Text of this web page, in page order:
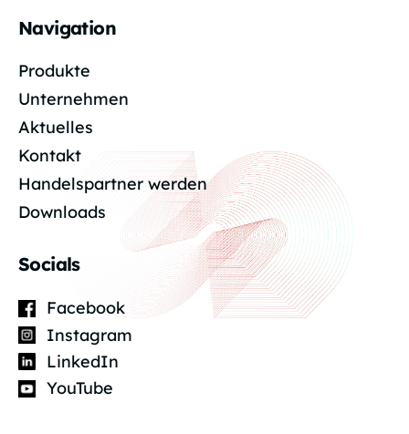
Navigation
Produkte
Unternehmen
Aktuelles
Kontakt
Handelspartner werden
Downloads
Socials
Facebook
Instagram
LinkedIn
YouTube